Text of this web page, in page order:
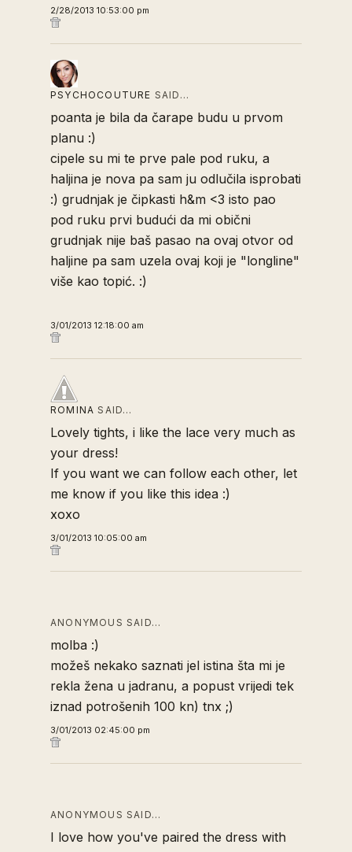
2/28/2013 10:53:00 pm
PSYCHOCOUTURE SAID…
poanta je bila da čarape budu u prvom
planu :)
cipele su mi te prve pale pod ruku, a
haljina je nova pa sam ju odlučila isprobati
:) grudnjak je čipkasti h&m <3 isto pao
pod ruku prvi budući da mi obični
grudnjak nije baš pasao na ovaj otvor od
haljine pa sam uzela ovaj koji je "longline"
više kao topić. :)
3/01/2013 12:18:00 am
ROMINA SAID…
Lovely tights, i like the lace very much as
your dress!
If you want we can follow each other, let
me know if you like this idea :)
xoxo
3/01/2013 10:05:00 am
ANONYMOUS SAID…
molba :)
možeš nekako saznati jel istina šta mi je
rekla žena u jadranu, a popust vrijedi tek
iznad potrošenih 100 kn) tnx ;)
3/01/2013 02:45:00 pm
ANONYMOUS SAID…
I love how you've paired the dress with